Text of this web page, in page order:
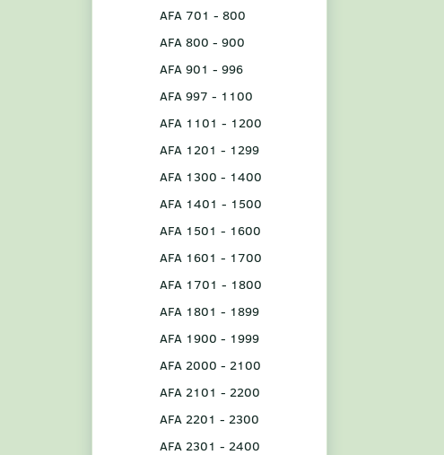
AFA 701 - 800
AFA 800 - 900
AFA 901 - 996
AFA 997 - 1100
AFA 1101 - 1200
AFA 1201 - 1299
AFA 1300 - 1400
AFA 1401 - 1500
AFA 1501 - 1600
AFA 1601 - 1700
AFA 1701 - 1800
AFA 1801 - 1899
AFA 1900 - 1999
AFA 2000 - 2100
AFA 2101 - 2200
AFA 2201 - 2300
AFA 2301 - 2400